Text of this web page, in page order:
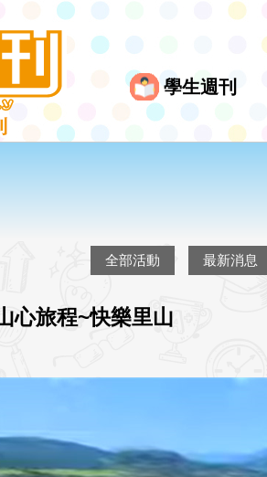
學生週刊
全部活動 最新消息
心旅程~快樂里山